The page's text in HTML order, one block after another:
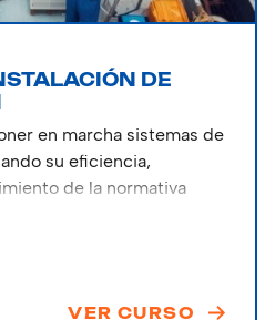
DE
en marcha sistemas de
su eficiencia,
de la normativa
VER CURSO